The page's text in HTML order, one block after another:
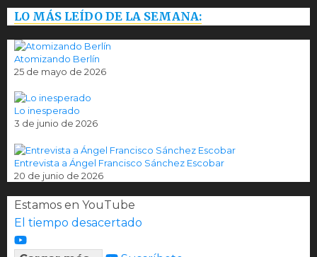
LO MÁS LEÍDO DE LA SEMANA:
Atomizando Berlín
25 de mayo de 2026
Lo inesperado
3 de junio de 2026
Entrevista a Ángel Francisco Sánchez Escobar
20 de junio de 2026
Estamos en YouTube
El tiempo desacertado